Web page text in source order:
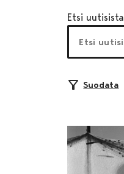
Etsi uutisista
Suodata